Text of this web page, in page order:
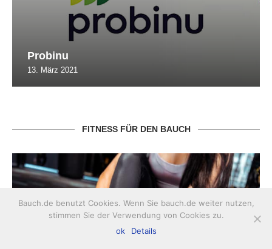
Probinu
13. März 2021
FITNESS FÜR DEN BAUCH
Bauch.de benutzt Cookies. Wenn Sie bauch.de weiter nutzen,
stimmen Sie der Verwendung von Cookies zu.
ok
Details